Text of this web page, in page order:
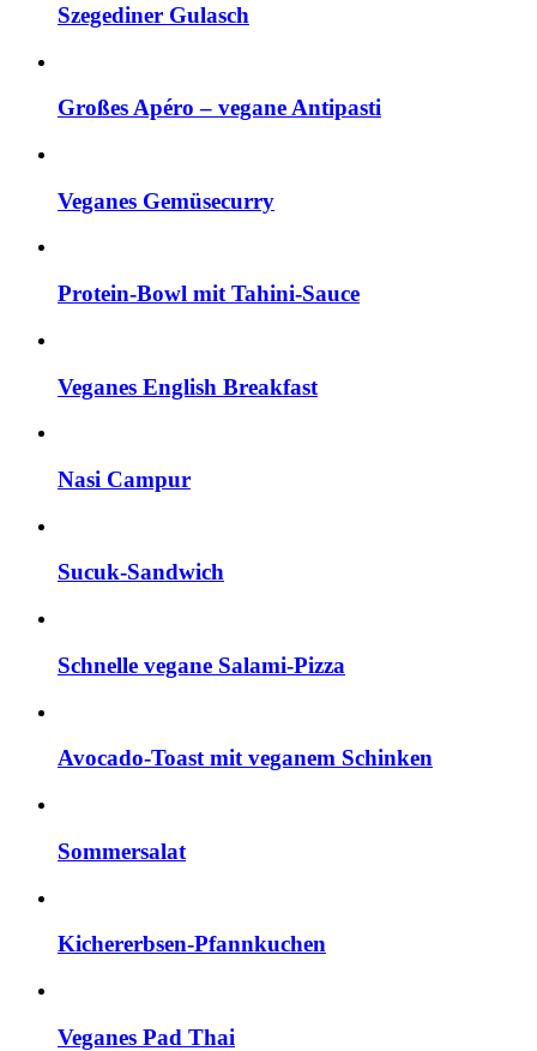
Szegediner Gulasch
Großes Apéro – vegane Antipasti
Veganes Gemüsecurry
Protein-Bowl mit Tahini-Sauce
Veganes English Breakfast
Nasi Campur
Sucuk-Sandwich
Schnelle vegane Salami-Pizza
Avocado-Toast mit veganem Schinken
Sommersalat
Kichererbsen-Pfannkuchen
Veganes Pad Thai